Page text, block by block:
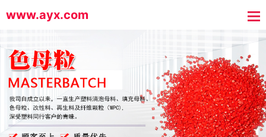
www.ayx.com